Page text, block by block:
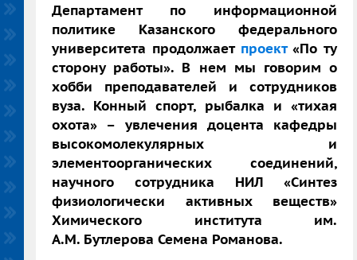
Департамент по информационной
политике Казанского федерального
университета продолжает проект«По ту
сторону работы». В нем мы говорим о
хобби преподавателей и сотрудников
вуза. Конный спорт, рыбалка и «тихая
охота» – увлечения доцента кафедры
высокомолекулярных и
элементоорганических соединений,
научного сотрудника НИЛ «Синтез
физиологически активных веществ»
Химического института им.
А.М. Бутлерова Семена Романова.